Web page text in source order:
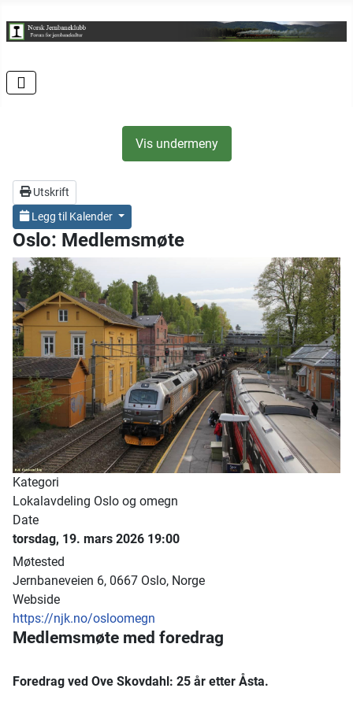
Vis undermeny
Utskrift
Legg til Kalender
Oslo: Medlemsmøte
Kategori
Lokalavdeling Oslo og omegn
Date
torsdag, 19. mars 2026 19:00
Møtested
Jernbaneveien 6, 0667 Oslo, Norge
Webside
https://njk.no/osloomegn
Medlemsmøte med foredrag
Foredrag ved Ove Skovdahl: 25 år etter Åsta.